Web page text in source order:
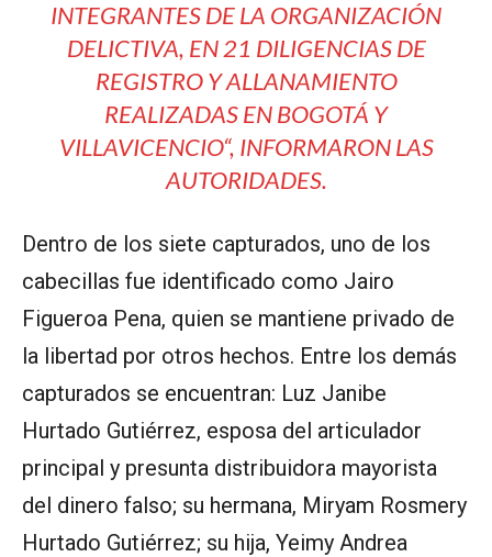
INTEGRANTES DE LA ORGANIZACIÓN
DELICTIVA, EN 21 DILIGENCIAS DE
REGISTRO Y ALLANAMIENTO
REALIZADAS EN BOGOTÁ Y
VILLAVICENCIO“, INFORMARON LAS
AUTORIDADES.
Dentro de los siete capturados, uno de los
cabecillas fue identificado como Jairo
Figueroa Pena, quien se mantiene privado de
la libertad por otros hechos. Entre los demás
capturados se encuentran: Luz Janibe
Hurtado Gutiérrez, esposa del articulador
principal y presunta distribuidora mayorista
del dinero falso; su hermana, Miryam Rosmery
Hurtado Gutiérrez; su hija, Yeimy Andrea